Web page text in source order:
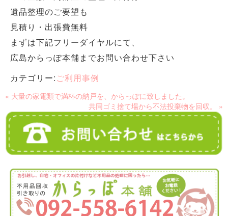
遺品整理のご要望も
見積り・出張費無料
まずは下記フリーダイヤルにて、
広島からっぽ本舗までお問い合わせ下さい
カテゴリー:ご利用事例
« 大量の家電類で満杯の納戸を、からっぽに致しました。
共同ゴミ捨て場から不法投棄物を回収。 »